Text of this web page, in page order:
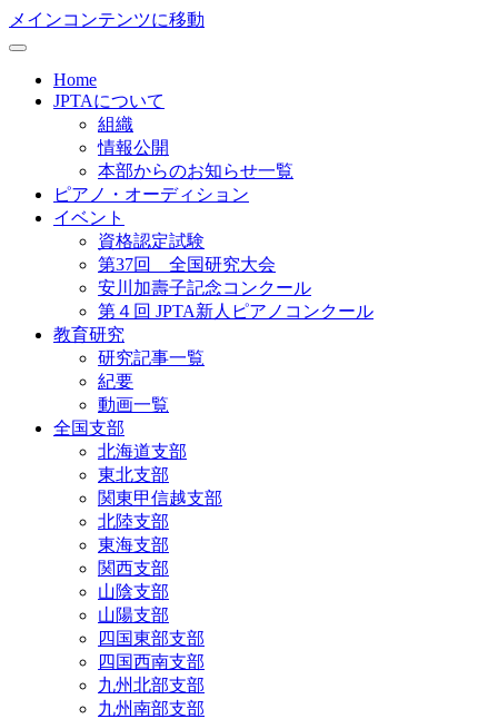
メインコンテンツに移動
Home
JPTAについて
組織
情報公開
本部からのお知らせ一覧
ピアノ・オーディション
イベント
資格認定試験
第37回 全国研究大会
安川加壽子記念コンクール
第４回 JPTA新人ピアノコンクール
教育研究
研究記事一覧
紀要
動画一覧
全国支部
北海道支部
東北支部
関東甲信越支部
北陸支部
東海支部
関西支部
山陰支部
山陽支部
四国東部支部
四国西南支部
九州北部支部
九州南部支部